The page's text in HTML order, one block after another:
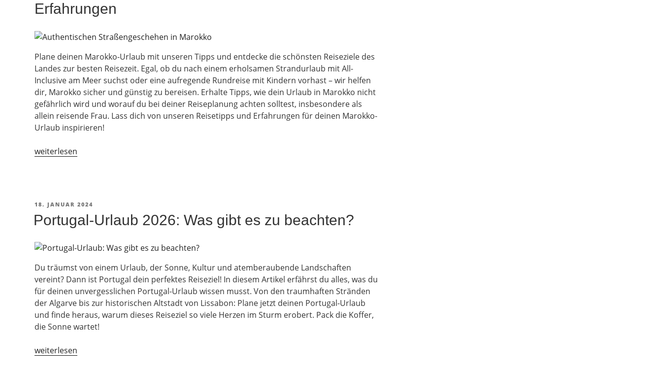
Erfahrungen
Plane deinen Marokko-Urlaub mit unseren Tipps und entdecke die schönsten Reiseziele des
Landes zur besten Reisezeit. Egal, ob du nach einem erholsamen Strandurlaub mit All-
Inclusive am Meer suchst oder eine aufregende Rundreise mit Kindern vorhast – wir helfen
dir, Marokko sicher und günstig zu bereisen. Erhalte Tipps, wie dein Urlaub in Marokko nicht
gefährlich wird und worauf du bei deiner Reiseplanung achten solltest, insbesondere als
allein reisende Frau. Lass dich von unseren Reisetipps und Erfahrungen für deinen Marokko-
Urlaub inspirieren!
„Marokko
Erfahrungen“
weiterlesen
VERÖFFENTLICHT
18. JANUAR 2024
Portugal-Urlaub 2026: Was gibt es zu beachten?
Du träumst von einem Urlaub, der Sonne, Kultur und atemberaubende Landschaften
vereint? Dann ist Portugal dein perfektes Reiseziel! In diesem Artikel erfährst du alles, was du
für deinen unvergesslichen Portugal-Urlaub wissen musst. Von den traumhaften Stränden
der Algarve bis zur historischen Altstadt von Lissabon: Plane jetzt deinen Portugal-Urlaub
und finde heraus, warum dieses Reiseziel so viele Herzen im Sturm erobert. Pack die Koffer,
die Sonne wartet!
„Portugal-
weiterlesen